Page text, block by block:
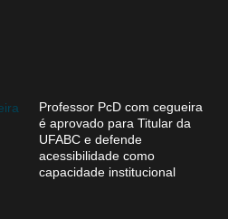
Professor PcD com cegueira
é aprovado para Titular da
UFABC e defende
acessibilidade como
capacidade institucional